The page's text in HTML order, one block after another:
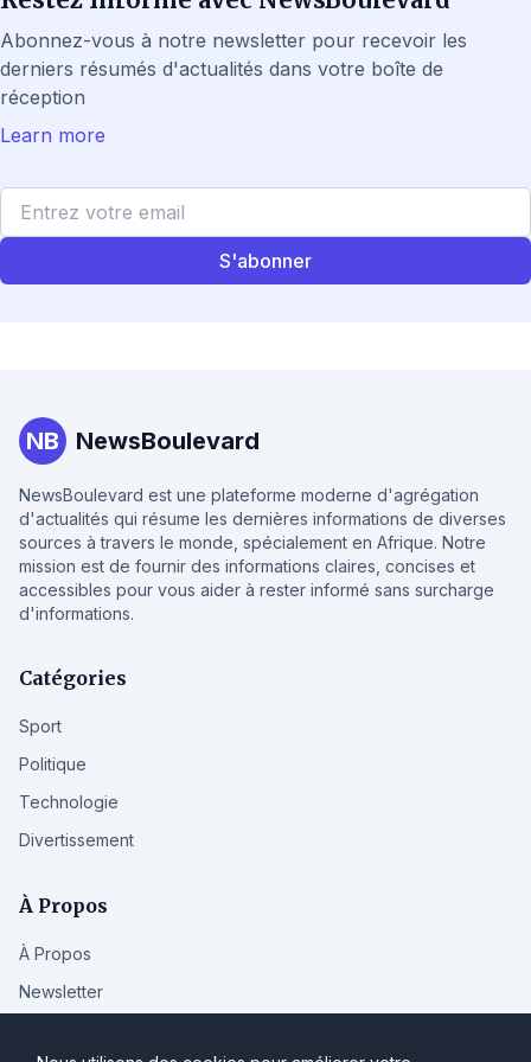
Abonnez-vous à notre newsletter pour recevoir les
derniers résumés d'actualités dans votre boîte de
réception
Learn more
S'abonner
NB NewsBoulevard
NewsBoulevard est une plateforme moderne d'agrégation
d'actualités qui résume les dernières informations de diverses
sources à travers le monde, spécialement en Afrique. Notre
mission est de fournir des informations claires, concises et
accessibles pour vous aider à rester informé sans surcharge
d'informations.
Catégories
Sport
Politique
Technologie
Divertissement
À Propos
À Propos
Newsletter